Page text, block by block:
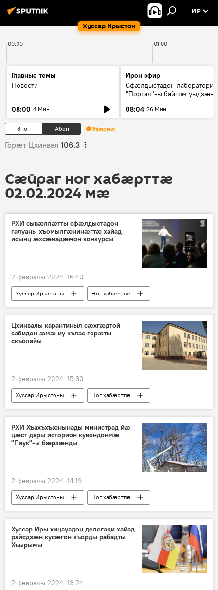
Хуссар Ирыстон
ИР
00:00 01:00
Главные темы
Новости
08:00 4 Мин
Ирон эфир
Сфæлдыстадон лаборатори
"Портал"-ы байгом уыдзæн
Æхсары куыстыты равдыст
08:04 26 Мин
Знон Абон Эфирмæ
Горӕт Цхинвал 106.3
Сӕйраг ног хабӕрттӕ
02.02.2024 мӕ
РХИ сывӕллӕтты сфӕлдыстадон
галуаны хъомылгӕнинӕгтӕ хайад
исынц ӕхсӕнадӕмон конкурсы
2 февралы 2024, 16:40
Хуссар Ирыстоны
Ног хабӕрттӕ
Аивад
Культурӕ
Цхинвалы карантиныл сæхгæдтой
сабидон æмæ иу кълас горæты
скъолайы
2 февралы 2024, 15:30
Хуссар Ирыстоны
Ног хабӕрттӕ
Ахуырад
РХИ Хъахъхъӕнынады министрад йӕ
цӕст дары историон кувондонмӕ
"Паук"-ы бӕрзӕнды
2 февралы 2024, 14:19
Хуссар Ирыстоны
Ног хабӕрттӕ
Хъахъхъæнынады министрад
Хуссар Иры хицауадон делегаци хайад
райсдзӕн кусӕгон къорды рабадты
Хъырымы
2 февралы 2024, 13:24